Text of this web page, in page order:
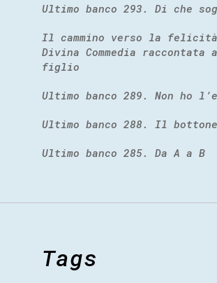
Ultimo banco 293. Di che
Il cammino verso la
Divina Commedia raccontata
figlio
Ultimo banco 289. Non ho
Ultimo banco 288. Il bottone
Ultimo banco 285. Da A a B
Tags